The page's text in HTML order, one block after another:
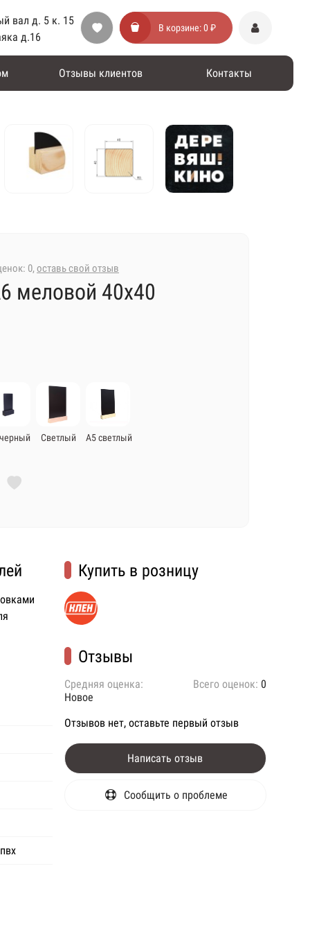
вал д. 5 к. 15
д.16
В корзине:0 ₽
Отзывы клиентов Контакты
0, оставь свой отзыв
меловой 40х40
Светлый А5 светлый
Купить в розницу
Отзывы
Средняя оценка:
Новое
Всего оценок: 0
Отзывов нет, оставьте первый отзыв
Написать отзыв
Сообщить о проблеме